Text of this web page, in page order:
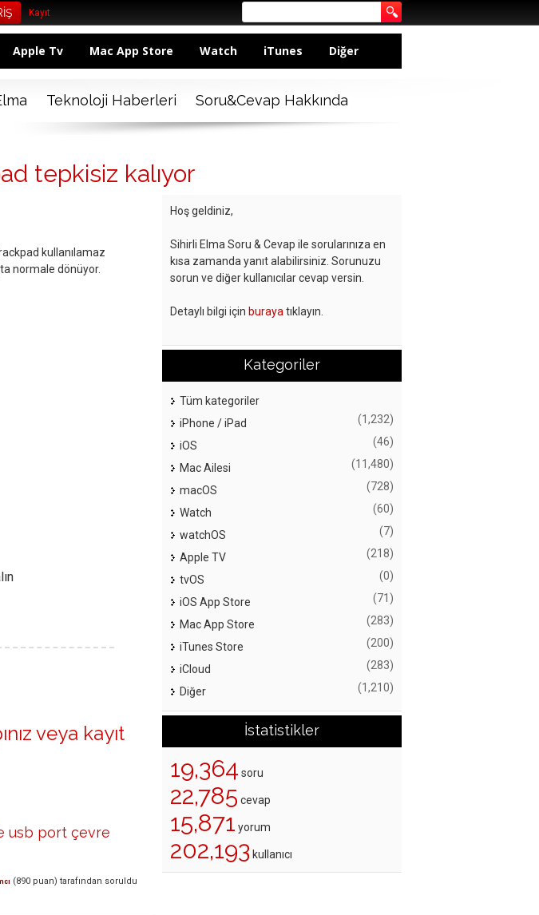
Kayıt
Apple Tv Mac App Store Watch iTunes Diğer
Teknoloji Haberleri Soru&Cevap Hakkında
tepkisiz kalıyor
kullanılamaz
normale dönüyor.
veya kayıt
usb port çevre
(890 puan) tarafından soruldu
Hoş geldiniz,
Sihirli Elma Soru & Cevap ile sorularınıza en
kısa zamanda yanıt alabilirsiniz. Sorunuzu
sorun ve diğer kullanıcılar cevap versin.
Detaylı bilgi için buraya tıklayın.
Kategoriler
Tüm kategoriler
iPhone / iPad
(1,232)
iOS (46)
Mac Ailesi (11,480)
macOS (728)
Watch (60)
watchOS (7)
Apple TV (218)
tvOS (0)
iOS App Store (71)
Mac App Store (283)
iTunes Store (200)
iCloud (283)
Diğer (1,210)
İstatistikler
19,364 soru
22,785 cevap
15,871 yorum
202,193 kullanıcı